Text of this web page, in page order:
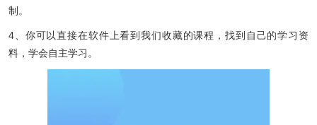
制。
4、你可以直接在软件上看到我们收藏的课程，找到自己的学习资
料，学会自主学习。